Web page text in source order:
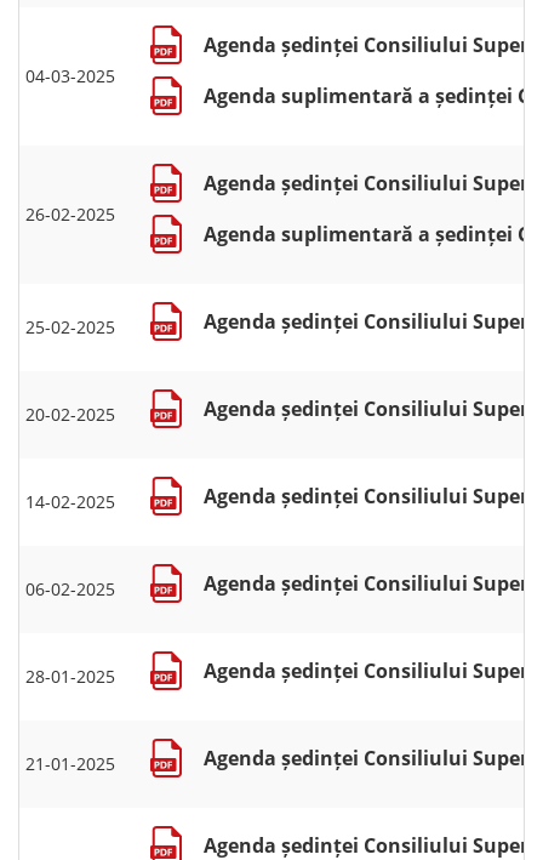
04-03-2025
Agenda ședinței Consiliului
Agenda suplimentară a ședinței
26-02-2025
Agenda ședinței Consiliului
Agenda suplimentară a ședinței
25-02-2025 Agenda ședinței Consiliului
20-02-2025 Agenda ședinței Consiliului
14-02-2025 Agenda ședinței Consiliului
06-02-2025 Agenda ședinței Consiliului
28-01-2025 Agenda ședinței Consiliului
21-01-2025 Agenda ședinței Consiliului
Agenda ședinței Consiliului